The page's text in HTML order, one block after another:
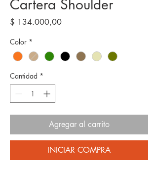
Cartera Shoulder
$ 134.000,00Precio
Color *
Cantidad *
Agregar al carrito
INICIAR COMPRA